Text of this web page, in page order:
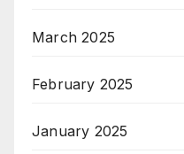
March 2025
February 2025
January 2025